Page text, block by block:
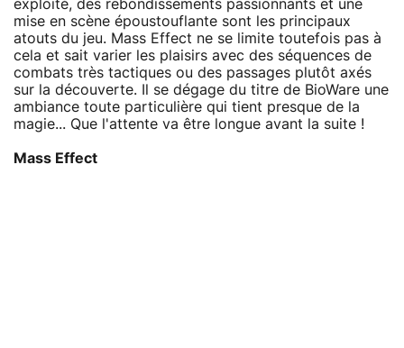
exploité, des rebondissements passionnants et une
mise en scène époustouflante sont les principaux
atouts du jeu. Mass Effect ne se limite toutefois pas à
cela et sait varier les plaisirs avec des séquences de
combats très tactiques ou des passages plutôt axés
sur la découverte. Il se dégage du titre de BioWare une
ambiance toute particulière qui tient presque de la
magie... Que l'attente va être longue avant la suite !
Mass Effect